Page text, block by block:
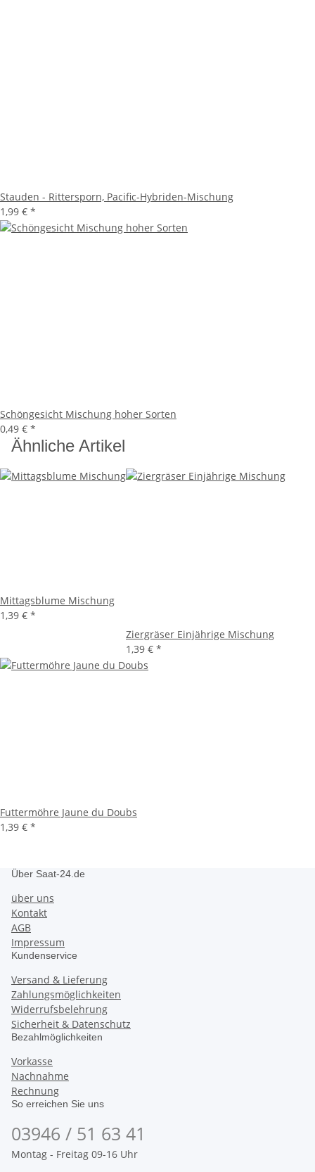
Stauden - Rittersporn, Pacific-Hybriden-Mischung
1,99 € *
Schöngesicht Mischung hoher Sorten
0,49 € *
Ähnliche Artikel
Mittagsblume Mischung
1,39 € *
Ziergräser Einjährige Mischung
1,39 € *
Futtermöhre Jaune du Doubs
1,39 € *
Über Saat-24.de
über uns
Kontakt
AGB
Impressum
Kundenservice
Versand & Lieferung
Zahlungsmöglichkeiten
Widerrufsbelehrung
Sicherheit & Datenschutz
Bezahlmöglichkeiten
Vorkasse
Nachnahme
Rechnung
So erreichen Sie uns
03946 / 51 63 41
Montag - Freitag 09-16 Uhr